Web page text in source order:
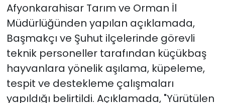
Afyonkarahisar Tarım ve Orman İl
Müdürlüğünden yapılan açıklamada,
Başmakçı ve Şuhut ilçelerinde görevli
teknik personeller tarafından küçükbaş
hayvanlara yönelik aşılama, küpeleme,
tespit ve destekleme çalışmaları
yapıldığı belirtildi. Açıklamada, "Yürütülen